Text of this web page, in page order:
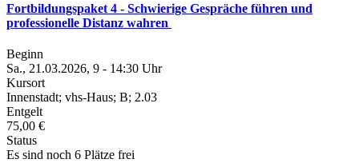
Fortbildungspaket 4 - Schwierige Gespräche führen und
professionelle Distanz wahren
Beginn
Sa., 21.03.2026, 9 - 14:30 Uhr
Kursort
Innenstadt; vhs-Haus; B; 2.03
Entgelt
75,00 €
Status
Es sind noch 6 Plätze frei